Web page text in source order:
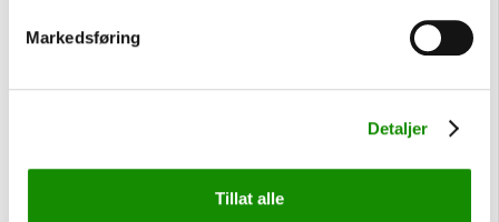
Markedsføring
Detaljer
Tillat alle
Klikk på bildet over for å lese